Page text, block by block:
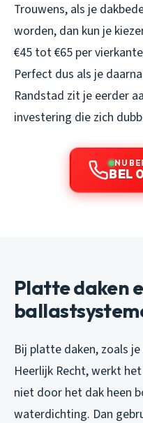
Trouwens, als je
worden, dan kun je
€45 tot €65 per
Perfect dus als je
Randstad zit je eerder
investering die zich
NU
BEL
Platte daken
Bij platte daken, zoals
Heerlijk Recht, werkt
niet door het dak heen
waterdichting. Dan